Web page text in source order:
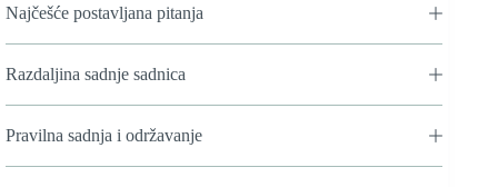
Najčešće postavljana pitanja
Razdaljina sadnje sadnica
Pravilna sadnja i održavanje